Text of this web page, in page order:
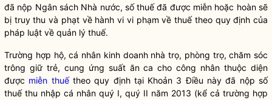
đã nộp Ngân sách Nhà nước, số thuế đã được miễn hoặc hoàn sẽ
bị truy thu và phạt về hành vi vi phạm về thuế theo quy định của
pháp luật về quản lý thuế.
Trường hợp hộ, cá nhân kinh doanh nhà trọ, phòng trọ, chăm sóc
trông giữ trẻ, cung ứng suất ăn ca cho công nhân thuộc diện
được miễn thuếtheo quy định tại Khoản 3 Điều này đã nộp số
thuế thu nhập cá nhân quý I, quý II năm 2013 (kể cả trường hợp